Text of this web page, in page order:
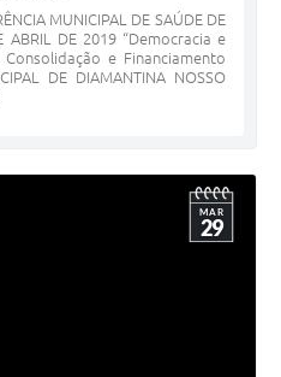
MUNICIPAL DE SAÚDE DE
ABRIL DE 2019 “Democracia e
e Financiamento
DE DIAMANTINA NOSSO
MAR
29